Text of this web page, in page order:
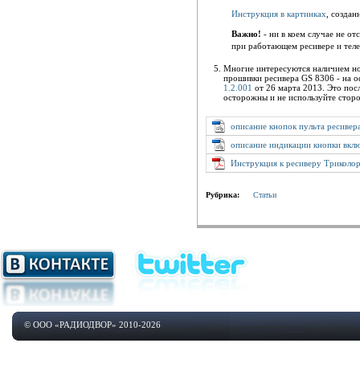
Инструкция в картинках ,
Важно! - ни в коем случае не
при работающем ресивере и
Многие интересуются наличием
прошивки ресивера GS 8306 - на
1.2.001 от 26 марта 2013. Это
осторожны и не используйте
описание кнопок пульта
описание индикации кнопки
Инструкция к ресиверу
Рубрика: Статьи
© ООО «РАДИОДВОР» 2010-2026